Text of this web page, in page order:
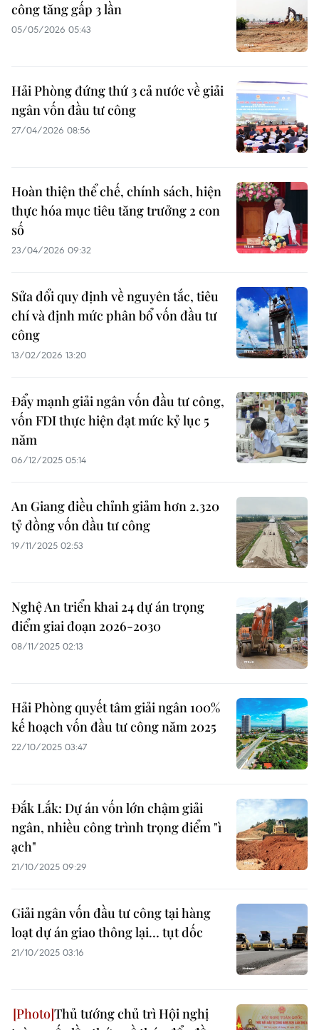
công tăng gấp 3 lần
05/05/2026 05:43
Hải Phòng đứng thứ 3 cả nước về giải
ngân vốn đầu tư công
27/04/2026 08:56
Hoàn thiện thể chế, chính sách, hiện
thực hóa mục tiêu tăng trưởng 2 con
số
23/04/2026 09:32
Sửa đổi quy định về nguyên tắc, tiêu
chí và định mức phân bổ vốn đầu tư
công
13/02/2026 13:20
Đẩy mạnh giải ngân vốn đầu tư công,
vốn FDI thực hiện đạt mức kỷ lục 5
năm
06/12/2025 05:14
An Giang điều chỉnh giảm hơn 2.320
tỷ đồng vốn đầu tư công
19/11/2025 02:53
Nghệ An triển khai 24 dự án trọng
điểm giai đoạn 2026-2030
08/11/2025 02:13
Hải Phòng quyết tâm giải ngân 100%
kế hoạch vốn đầu tư công năm 2025
22/10/2025 03:47
Đắk Lắk: Dự án vốn lớn chậm giải
ngân, nhiều công trình trọng điểm "ì
ạch"
21/10/2025 09:29
Giải ngân vốn đầu tư công tại hàng
loạt dự án giao thông lại… tụt dốc
21/10/2025 03:16
Thủ tướng chủ trì Hội nghị